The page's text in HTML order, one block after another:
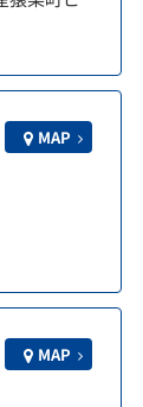
MAP
MAP